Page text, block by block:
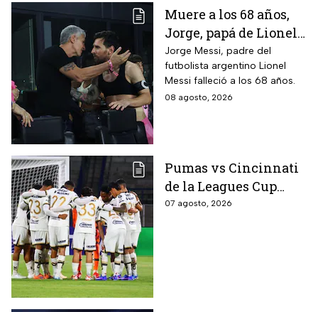
Muere a los 68 años,
Jorge, papá de Lionel
Messi
Jorge Messi, padre del
futbolista argentino Lionel
Messi falleció a los 68 años.
08 agosto, 2026
Pumas vs Cincinnati
de la Leagues Cup
2026 es pospuesto
07 agosto, 2026